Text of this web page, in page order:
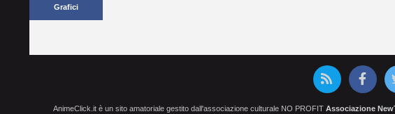
Grafici
AnimeClick.it è un sito amatoriale gestito dall'associazione culturale NO PROFIT Associazione